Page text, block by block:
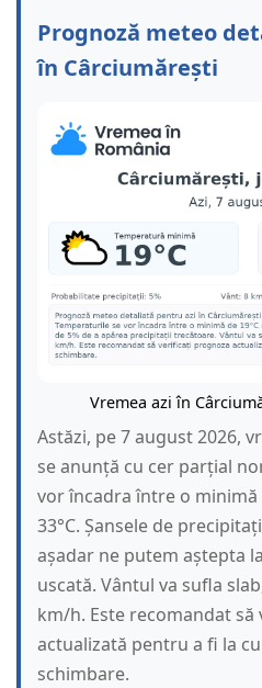
Prognoză meteo
în Cârciumărești
Vremea azi în
Astăzi, pe 7 august 2026,
se anunță cu cer parțial
vor încadra între o minimă
33°C. Șansele de
așadar ne putem aștepta
uscată. Vântul va sufla
km/h. Este recomandat
actualizată pentru a fi la
schimbare.